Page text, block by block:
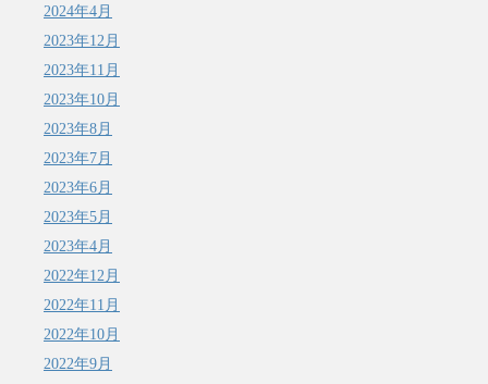
2024年4月
2023年12月
2023年11月
2023年10月
2023年8月
2023年7月
2023年6月
2023年5月
2023年4月
2022年12月
2022年11月
2022年10月
2022年9月